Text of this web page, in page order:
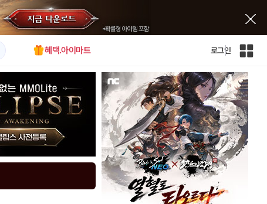
혜택.아이마트 로그인
인
전
체
사
이
트